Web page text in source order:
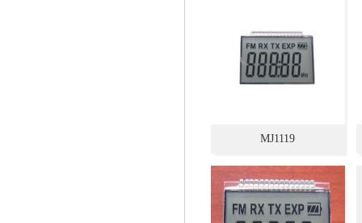
MJ1119